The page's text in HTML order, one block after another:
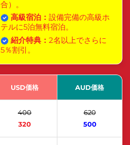
合）。
高級宿泊： 設備完備の高級ホ
テルに5泊無料宿泊。
紹介特典： 2名以上でさらに
5％割引。
USD価格 AUD価格
400
320
620
500